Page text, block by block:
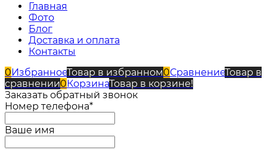
Главная
Фото
Блог
Доставка и оплата
Контакты
0 ИзбранноеТовар в избранном0СравнениеТовар в
сравнении0 КорзинаТовар в корзине!
Заказать обратный звонок
Номер телефона*
Ваше имя